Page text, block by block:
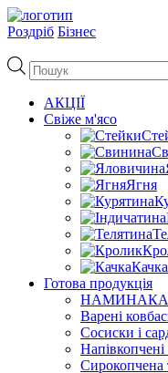
Роздріб Бізнес
Пошук
товарів
АКЦІЇ
Свіже м'ясо
Ягня
Качка
Готова продукція
НАМИНАКА
Варені
Сосиски і
Напівкопчені
Сирокопчена